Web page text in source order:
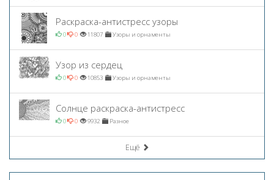
Раскраска-антистресс узоры
0 0 11807 Узоры и орнаменты
Узор из сердец
0 0 10853 Узоры и орнаменты
Солнце раскраска-антистресс
0 0 9932 Разное
Ещё